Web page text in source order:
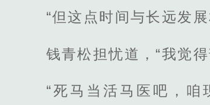
“但这点时间与长远发
钱青松担忧道，“我觉
“死马当活马医吧，